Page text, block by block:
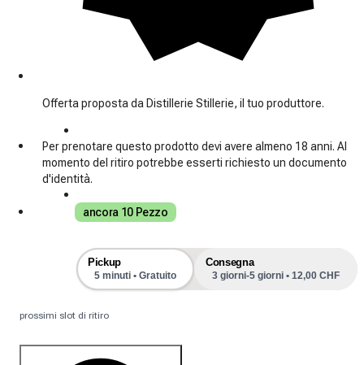
Offerta proposta da Distillerie Stillerie, il tuo produttore.
Per prenotare questo prodotto devi avere almeno 18 anni. Al
momento del ritiro potrebbe esserti richiesto un documento
d'identità.
ancora 10 Pezzo
Pickup
5 minuti • Gratuito
Consegna
3 giorni-5 giorni • 12,00 CHF
prossimi slot di ritiro